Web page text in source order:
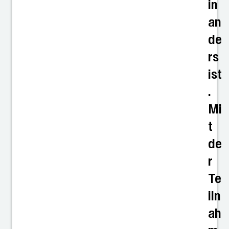
in
an
de
rs
ist
.
Mi
t
de
r
Te
iln
ah